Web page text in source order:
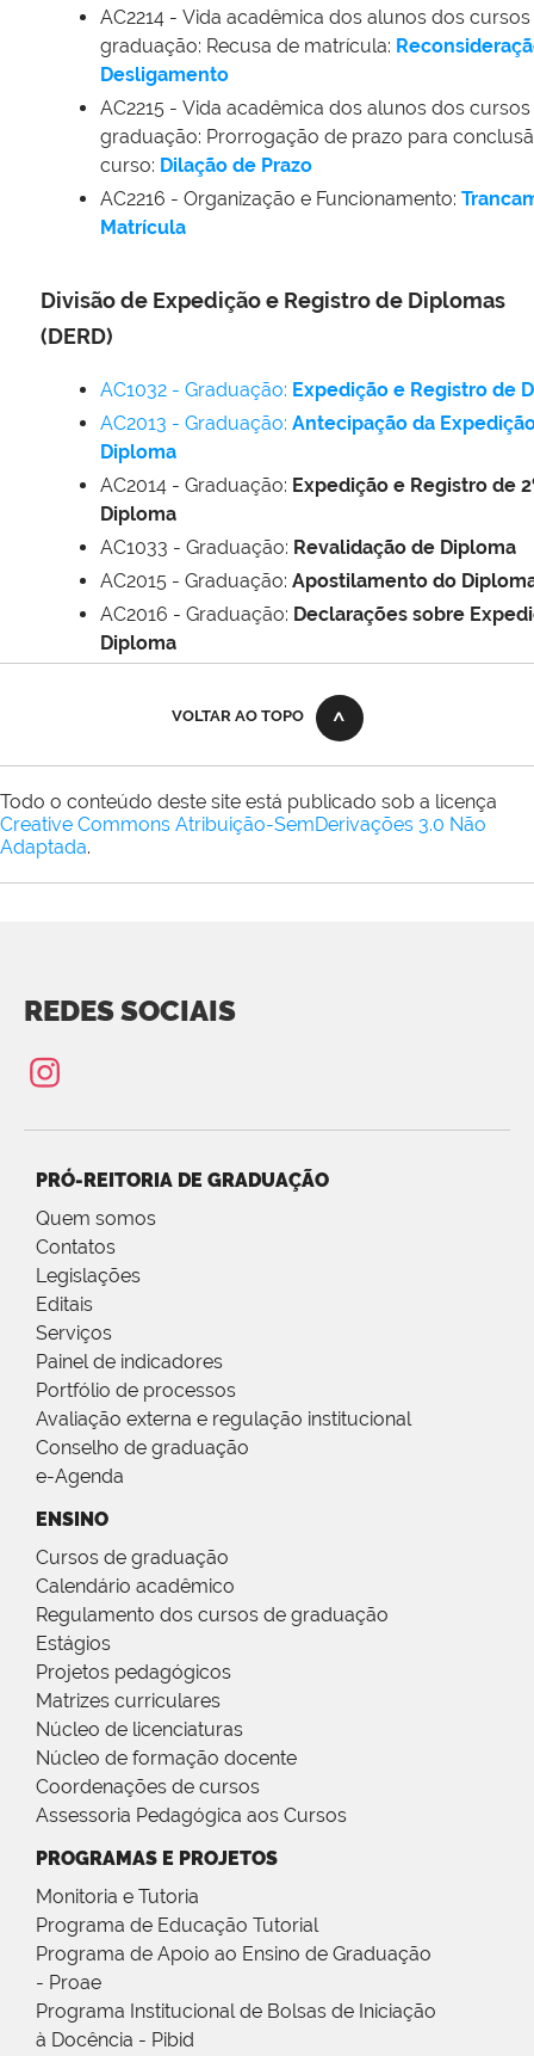
AC2214 - Vida acadêmica dos alunos dos
graduação: Recusa de matrícula:
Desligamento
AC2215 - Vida acadêmica dos alunos dos
graduação: Prorrogação de prazo para
curso: Dilação de Prazo
AC2216 - Organização e Funcionamento:
Matrícula
Divisão de Expedição e Registro de Diplomas
(DERD)
AC1032 - Graduação: Expedição e Registro de
AC2013 - Graduação: Antecipação da
Diploma
AC2014 - Graduação: Expedição e Registro de
Diploma
AC1033 - Graduação: Revalidação de Diploma
AC2015 - Graduação: Apostilamento do
AC2016 - Graduação: Declarações sobre
Diploma
VOLTAR AO TOPO
Todo o conteúdo deste site está publicado sob a licença
Creative Commons Atribuição-SemDerivações 3.0 Não
Adaptada.
REDES SOCIAIS
PRÓ-REITORIA DE GRADUAÇÃO
Quem somos
Contatos
Legislações
Editais
Serviços
Painel de indicadores
Portfólio de processos
Avaliação externa e regulação institucional
Conselho de graduação
e-Agenda
ENSINO
Cursos de graduação
Calendário acadêmico
Regulamento dos cursos de graduação
Estágios
Projetos pedagógicos
Matrizes curriculares
Núcleo de licenciaturas
Núcleo de formação docente
Coordenações de cursos
Assessoria Pedagógica aos Cursos
PROGRAMAS E PROJETOS
Monitoria e Tutoria
Programa de Educação Tutorial
Programa de Apoio ao Ensino de Graduação
- Proae
Programa Institucional de Bolsas de Iniciação
à Docência - Pibid